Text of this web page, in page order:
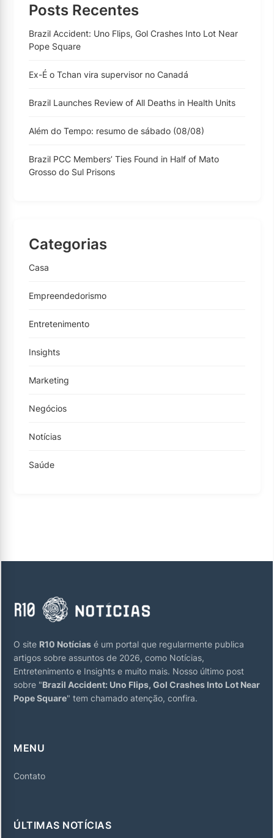
Posts Recentes
Brazil Accident: Uno Flips, Gol Crashes Into Lot Near
Pope Square
Ex-É o Tchan vira supervisor no Canadá
Brazil Launches Review of All Deaths in Health Units
Além do Tempo: resumo de sábado (08/08)
Brazil PCC Members’ Ties Found in Half of Mato
Grosso do Sul Prisons
Categorias
Casa
Empreendedorismo
Entretenimento
Insights
Marketing
Negócios
Notícias
Saúde
O site R10 Notícias é um portal que regularmente publica
artigos sobre assuntos de 2026, como Notícias,
Entretenimento e Insights e muito mais. Nosso último post
sobre "Brazil Accident: Uno Flips, Gol Crashes Into Lot Near
Pope Square" tem chamado atenção, confira.
MENU
Contato
ÚLTIMAS NOTÍCIAS